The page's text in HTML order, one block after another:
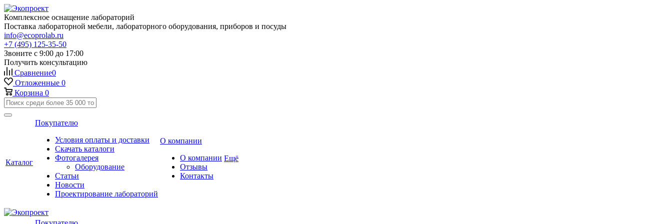
Комплексное оснащение лабораторий
Поставка лабораторной мебели, лабораторного оборудования, приборов и посуды
info@ecoprolab.ru
+7 (495) 125-35-50
Звоните с 9:00 до 17:00
Получить консультацию
Сравнение0
Отложенные 0
Корзина 0
Каталог
Покупателю
Условия оплаты и доставки
Скачать каталоги
Фотогалерея
Оборудование
Статьи
Новости
Проектирование лабораторий
О компании
О компании
Отзывы
Контакты
Ещё